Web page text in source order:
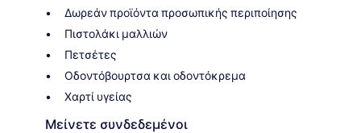
Δωρεάν προϊόντα προσωπικής περιποίησης
Πιστολάκι μαλλιών
Πετσέτες
Οδοντόβουρτσα και οδοντόκρεμα
Χαρτί υγείας
Μείνετε συνδεδεμένοι